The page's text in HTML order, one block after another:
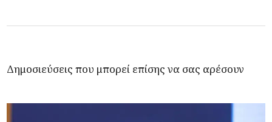
Δημοσιεύσεις που μπορεί επίσης να σας αρέσουν